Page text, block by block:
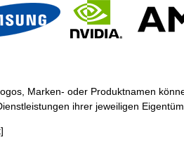
Marken- oder Produktnamen
ihrer jeweiligen
]